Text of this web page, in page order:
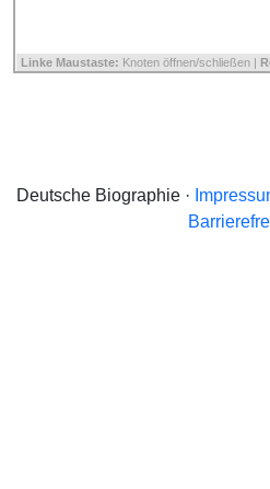
Linke Maustaste: Knoten öffnen/schließen |
Deutsche Biographie ·